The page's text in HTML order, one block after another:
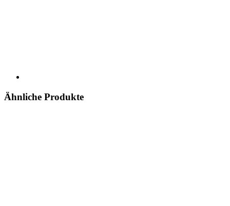
Ähnliche Produkte